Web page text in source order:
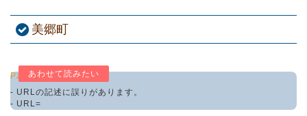
美郷町
Pz-LinkCard
- URLの記述に誤りがあります。
- URL=